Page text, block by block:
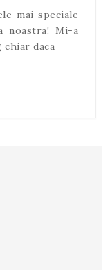
mai speciale
noastra! Mi-a
chiar daca